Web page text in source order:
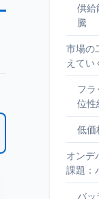
供給
騰
市場の
えてい
フラ
位性
低価
オンデ
課題：
バッ